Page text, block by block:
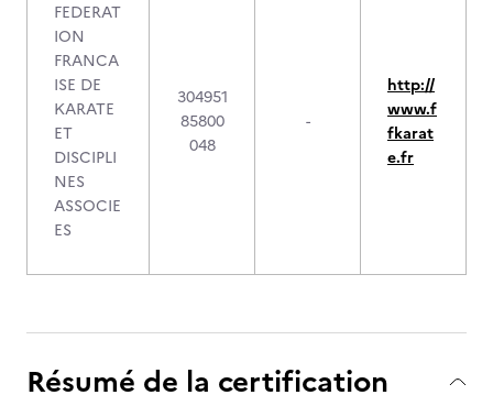
FEDERAT
ION
FRANCA
ISE DE
KARATE
ET
DISCIPLI
NES
ASSOCIE
ES
304951
85800
048
-
http://
www.f
fkarat
e.fr
Résumé de la certification